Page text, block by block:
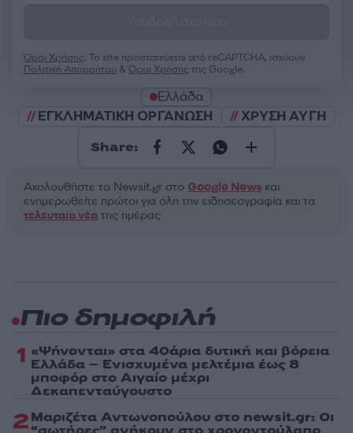
Όροι Χρήσης. Το site προστατεύεται από reCAPTCHA, ισχύουν
Πολιτική Απορρήτου &Όροι Χρήσης της Google.
Ελλάδα
ΕΓΚΛΗΜΑΤΙΚΗ ΟΡΓΑΝΩΣΗ
ΧΡΥΣΗ ΑΥΓΗ
Share:
Ακολουθήστε το Νewsit.gr στο Google News και
ενημερωθείτε πρώτοι για όλη την ειδησεογραφία και τα
τελευταία νέα της ημέρας
Πιο δημοφιλή
1 «Ψήνονται» στα 40άρια δυτική και βόρεια
Ελλάδα – Ενισχυμένα μελτέμια έως 8
μποφόρ στο Αιγαίο μέχρι
Δεκαπενταύγουστο
2Μαριζέτα Αντωνοπούλου στο newsit.gr: Οι